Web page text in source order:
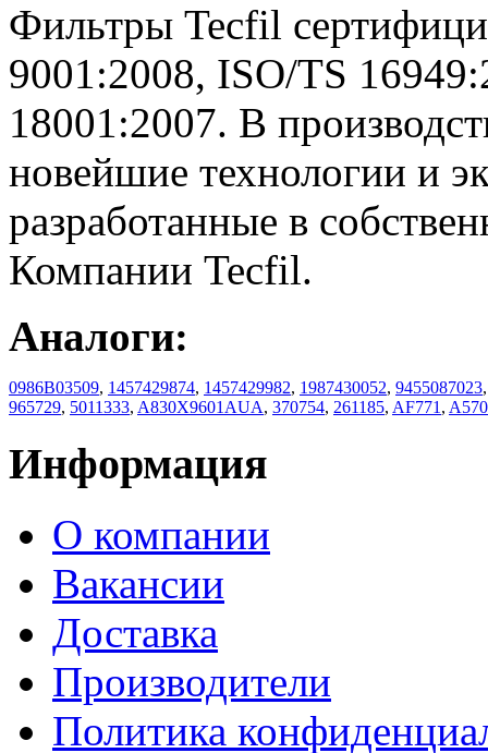
Фильтры Tecfil
9001:2008, ISO/TS
18001:2007. В
новейшие технологии и
разработанные в
Компании Tecfil.
Аналоги:
0986B03509, 1457429874, 1457429982, 1987430052, 9455087023
965729, 5011333, A830X9601AUA, 370754, 261185, AF771, A570
Информация
О компании
Вакансии
Доставка
Производители
Политика